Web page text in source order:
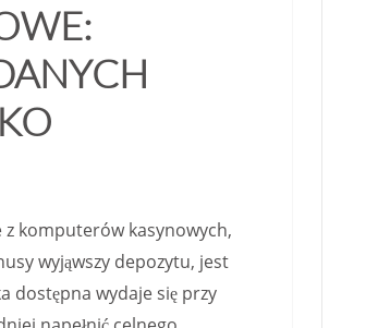
z komputerów kasynowych,
wyjąwszy depozytu, jest
dostępna wydaje się przy